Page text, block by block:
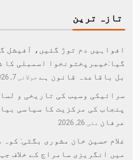
تازہ ترین
افواہیں دم توڑ گئیں، آفیشل
گیا:خیبرپختونخوا اسمبلی کا
بل باقاعدہ قانون ہے جولائی 7, 2026
سرائیکی وسیب کی تاریخی و
پنجاب کی مرکزیت کا سیاسی
عرفان مئی 26, 2026
غلام حسین خان مشوری بگٹی:
میں انگریزی سامراج کے خلاف